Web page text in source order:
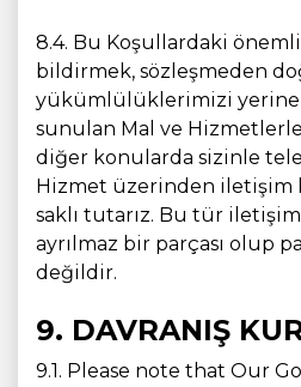
8.4. Bu Koşullardaki
bildirmek, sözleşmeden
yükümlülüklerimizi yerine
sunulan Mal ve
diğer konularda sizinle
Hizmet üzerinden iletişim
saklı tutarız. Bu tür
ayrılmaz bir parçası olup
değildir.
9. DAVRANIŞ
9.1. Please note that Our